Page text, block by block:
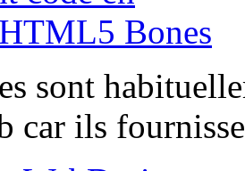
sont
car ils